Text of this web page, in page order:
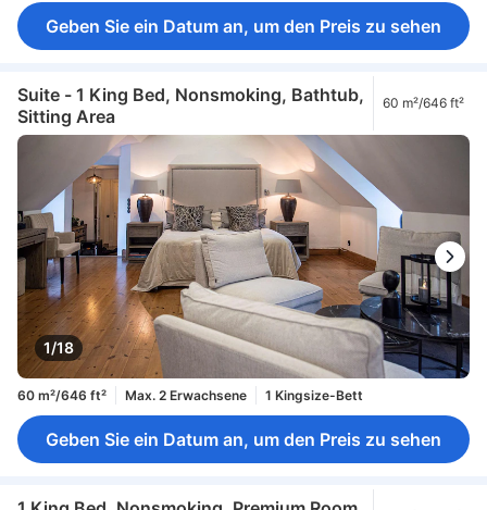
Geben Sie ein Datum an, um den Preis zu sehen
Suite - 1 King Bed, Nonsmoking, Bathtub,
Sitting Area
60 m²/646 ft²
1/18
60 m²/646 ft² Max. 2 Erwachsene 1 Kingsize-Bett
Geben Sie ein Datum an, um den Preis zu sehen